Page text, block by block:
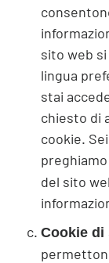
sito web
lingua
stai
chiesto di
cookie.
del sito
Cookie